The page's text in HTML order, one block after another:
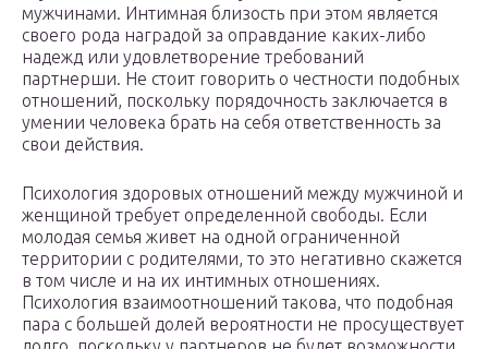
мужчинами. Интимная близость при этом является
своего рода наградой за оправдание каких-либо
надежд или удовлетворение требований
партнерши. Не стоит говорить о честности подобных
отношений, поскольку порядочность заключается в
умении человека брать на себя ответственность за
свои действия.
Психология здоровых отношений между мужчиной и
женщиной требует определенной свободы. Если
молодая семья живет на одной ограниченной
территории с родителями, то это негативно скажется
в том числе и на их интимных отношениях.
Психология взаимоотношений такова, что подобная
пара с большей долей вероятности не просуществует